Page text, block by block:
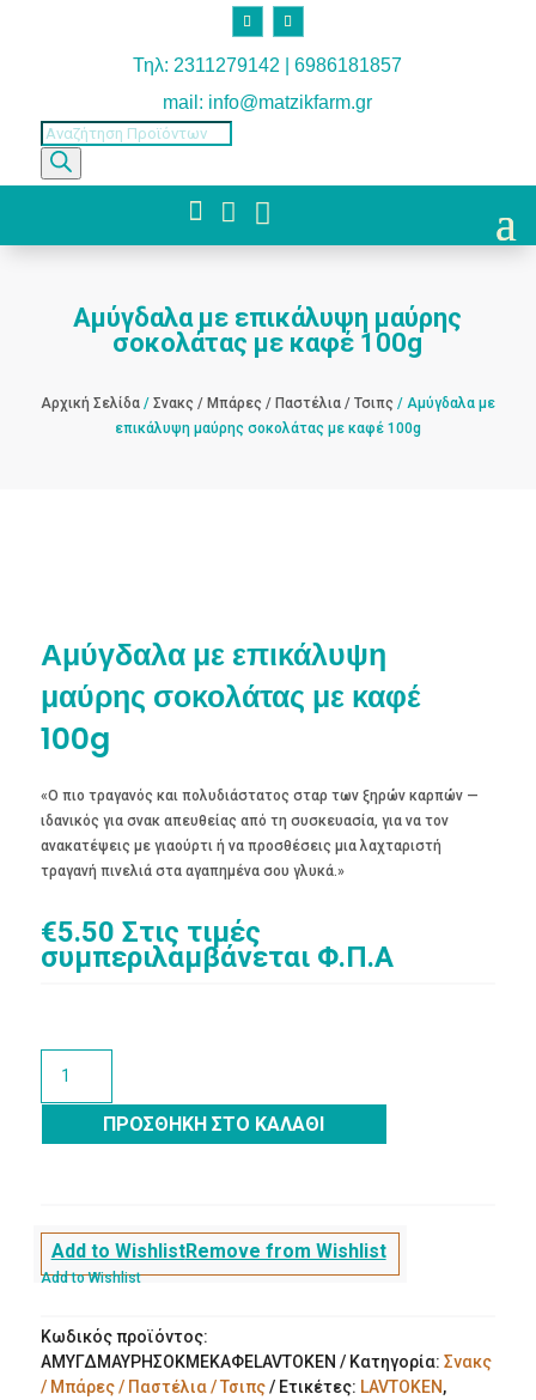
Τηλ: 2311279142 | 6986181857
mail: info@matzikfarm.gr
Products
search
  
Αμύγδαλα με επικάλυψη μαύρης
σοκολάτας με καφέ 100g
Αρχική Σελίδα/ Σνακς / Μπάρες / Παστέλια / Τσιπς / Αμύγδαλα με
επικάλυψη μαύρης σοκολάτας με καφέ 100g
Αμύγδαλα με επικάλυψη
μαύρης σοκολάτας με καφέ
100g
«Ο πιο τραγανός και πολυδιάστατος σταρ των ξηρών καρπών —
ιδανικός για σνακ απευθείας από τη συσκευασία, για να τον
ανακατέψεις με γιαούρτι ή να προσθέσεις μια λαχταριστή
τραγανή πινελιά στα αγαπημένα σου γλυκά.»
€5.50 Στις τιμές
συμπεριλαμβάνεται Φ.Π.Α
επικάλυψη
100g
ποσότητα
ΠΡΟΣΘΉΚΗ ΣΤΟ ΚΑΛΆΘΙ
Add to WishlistRemove from Wishlist
Add to Wishlist
Κωδικός προϊόντος:
ΑΜΥΓΔΜΑΥΡΗΣΟΚΜΕΚΑΦΕLAVTOKEN
Κατηγορία: Σνακς
/ Μπάρες / Παστέλια / Τσιπς
Ετικέτες: LAVTOKEN,